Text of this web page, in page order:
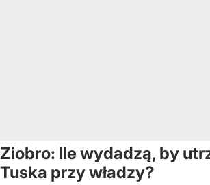
Ziobro: Ile wydadzą, by
Tuska przy władzy?